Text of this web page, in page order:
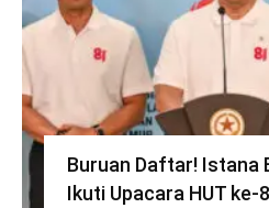
Buruan Daftar! Istana
Ikuti Upacara HUT ke-